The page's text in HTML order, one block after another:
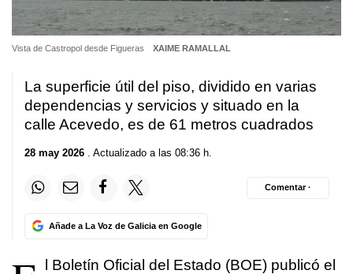
Vista de Castropol desde Figueras XAIME RAMALLAL
La superficie útil del piso, dividido en varias
dependencias y servicios y situado en la
calle Acevedo, es de 61 metros cuadrados
28 may 2026 . Actualizado a las 08:36 h.
Añade a La Voz de Galicia en Google
Comentar ·
l Boletín Oficial del Estado (BOE) publicó el